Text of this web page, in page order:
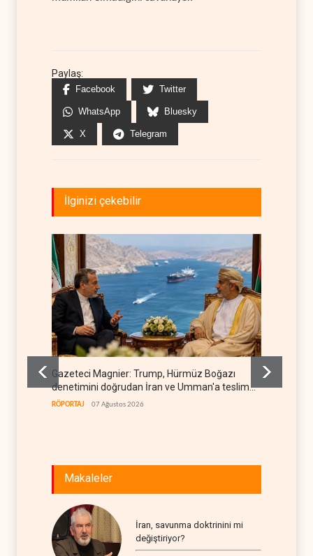
Paylaş:
Facebook Twitter
WhatsApp Bluesky
X Telegram
İlginizi çekebilir
Gazeteci Magnier: Trump, Hürmüz Boğazı
denetimini doğrudan İran ve Umman'a teslim
etti
RÖPORTAJ 07 Ağustos 2026
Makaleler
İran, savunma doktrinini mi
değiştiriyor?